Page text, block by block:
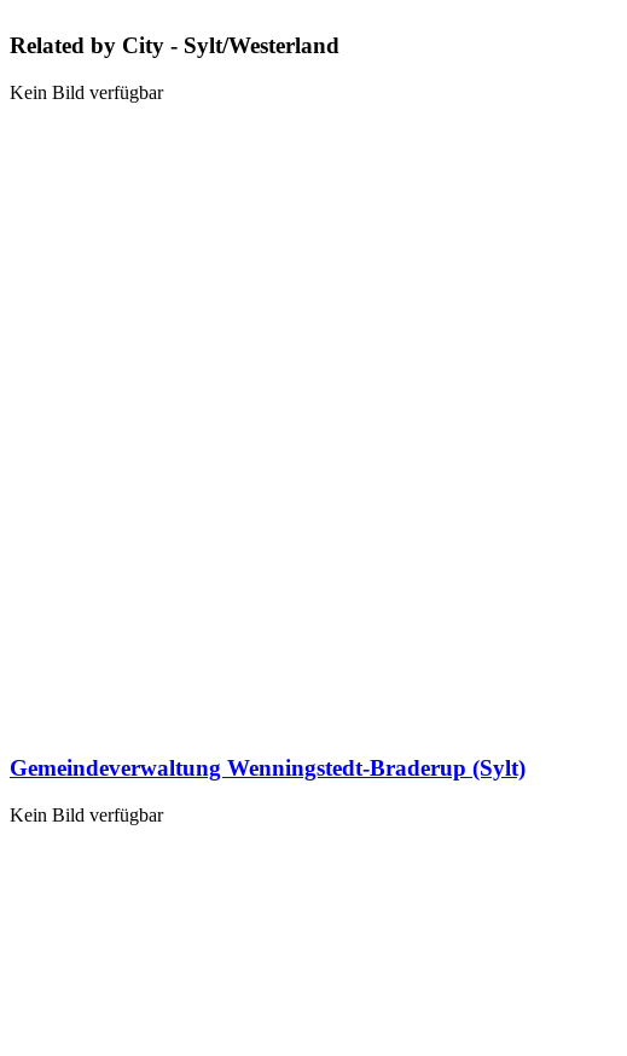
Related by City - Sylt/Westerland
Kein Bild verfügbar
Gemeindeverwaltung Wenningstedt-Braderup (Sylt)
Kein Bild verfügbar